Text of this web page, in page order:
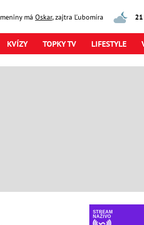
meniny má Oskar, zajtra Ľubomíra 21
KVÍZY TOPKY TV LIFESTYLE
STREAM
NAŽIVO